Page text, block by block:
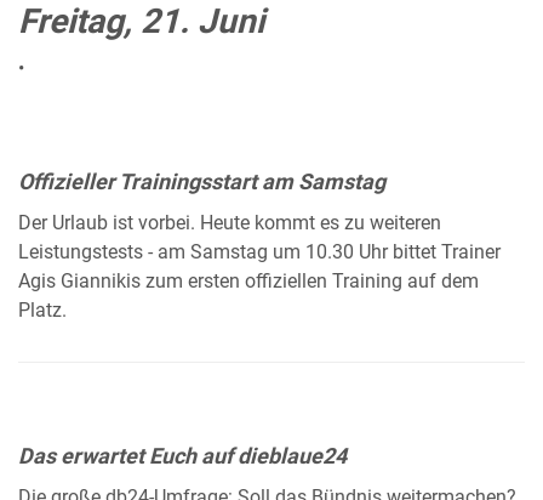
Freitag, 21. Juni
•
Offizieller Trainingsstart am Samstag
Der Urlaub ist vorbei. Heute kommt es zu weiteren
Leistungstests - am Samstag um 10.30 Uhr bittet Trainer
Agis Giannikis zum ersten offiziellen Training auf dem
Platz.
Das erwartet Euch auf dieblaue24